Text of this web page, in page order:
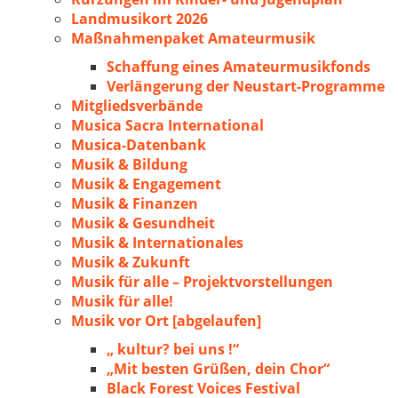
Landmusikort 2026
Maßnahmenpaket Amateurmusik
Schaffung eines Amateurmusikfonds
Verlängerung der Neustart-Programme
Mitgliedsverbände
Musica Sacra International
Musica-Datenbank
Musik & Bildung
Musik & Engagement
Musik & Finanzen
Musik & Gesundheit
Musik & Internationales
Musik & Zukunft
Musik für alle – Projektvorstellungen
Musik für alle!
Musik vor Ort [abgelaufen]
„ kultur? bei uns !“
„Mit besten Grüßen, dein Chor“
Black Forest Voices Festival